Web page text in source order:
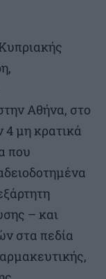
Αθήνα, στο
4 μη κρατικά
που
– και
στα πεδία